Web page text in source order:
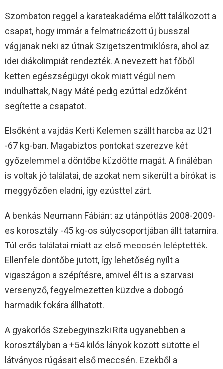
Szombaton reggel a karateakadéma előtt találkozott a
csapat, hogy immár a felmatricázott új busszal
vágjanak neki az útnak Szigetszentmiklósra, ahol az
idei diákolimpiát rendezték. A nevezett hat főből
ketten egészségügyi okok miatt végül nem
indulhattak, Nagy Máté pedig ezúttal edzőként
segítette a csapatot.
Elsőként a vajdás Kerti Kelemen szállt harcba az U21
-67 kg-ban. Magabiztos pontokat szerezve két
győzelemmel a döntőbe küzdötte magát. A fináléban
is voltak jó találatai, de azokat nem sikerült a bírókat is
meggyőzően eladni, így ezüsttel zárt.
A benkás Neumann Fábiánt az utánpótlás 2008-2009-
es korosztály -45 kg-os súlycsoportjában állt tatamira.
Túl erős találatai miatt az első meccsén leléptették.
Ellenfele döntőbe jutott, így lehetőség nyílt a
vigaszágon a szépítésre, amivel élt is a szarvasi
versenyző, fegyelmezetten küzdve a dobogó
harmadik fokára állhatott.
A gyakorlós Szebegyinszki Rita ugyanebben a
korosztályban a +54 kilós lányok között sütötte el
látványos rúgásait első meccsén. Ezekből a